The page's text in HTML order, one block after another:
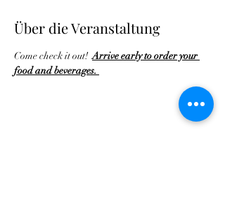
Über die Veranstaltung
Come check it out! Arrive early to order your
food and beverages.